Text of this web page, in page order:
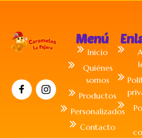
Menú
Inicio
Quiénes
somos
Productos
Personalizados
Contacto